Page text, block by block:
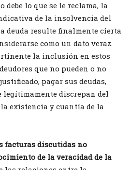
debe lo que se le reclama, la
de la insolvencia del
deuda resulte finalmente cierta
como un dato veraz.
la inclusión en estos
que no pueden o no
pagar sus deudas,
legítimamente discrepan del
la existencia y cuantía de la
facturas discutidas no
de la veracidad de la